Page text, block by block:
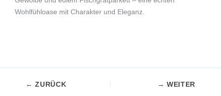
Wohlfühloase mit Charakter und Eleganz.
← ZURÜCK → WEITER